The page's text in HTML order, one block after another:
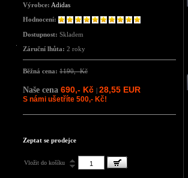
Výrobce: Adidas
Hodnocení:
Dostupnost: Skladem
Záruční lhůta: 2 roky
Běžná cena: 1190,- Kč
Naše cena 690,- Kč 28,55 EUR
S námi ušetříte 500,- Kč!
Zeptat se prodejce
Vložit do košíku